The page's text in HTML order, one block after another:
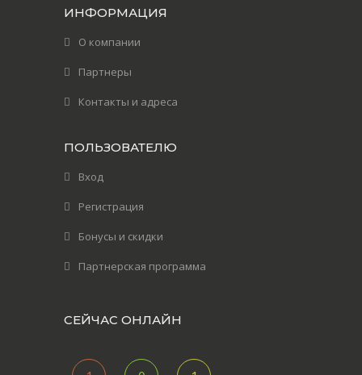
ИНФОРМАЦИЯ
О компании
Партнеры
Контакты и адреса
ПОЛЬЗОВАТЕЛЮ
Вход
Регистрация
Бонусы и скидки
Партнерская программа
СЕЙЧАС ОНЛАЙН